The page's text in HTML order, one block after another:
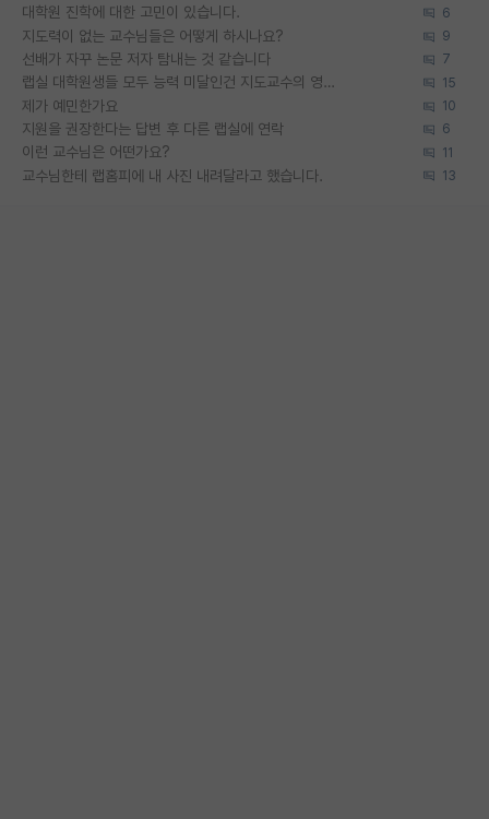
대학원 진학에 대한 고민이 있습니다. 6
지도력이 없는 교수님들은 어떻게 하시나요? 9
선배가 자꾸 논문 저자 탐내는 것 같습니다 7
랩실 대학원생들 모두 능력 미달인건 지도교수의 영향 아닌가? 15
제가 예민한가요 10
지원을 권장한다는 답변 후 다른 랩실에 연락 6
이런 교수님은 어떤가요? 11
교수님한테 랩홈피에 내 사진 내려달라고 했습니다. 13